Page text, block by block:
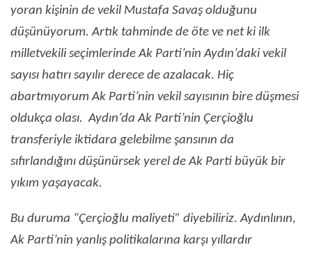
yoran kişinin de vekil Mustafa Savaş olduğunu
düşünüyorum. Artık tahminde de öte ve net ki ilk
milletvekili seçimlerinde Ak Parti’nin Aydın’daki vekil
sayısı hatırı sayılır derece de azalacak. Hiç
abartmıyorum Ak Parti’nin vekil sayısının bire düşmesi
oldukça olası. Aydın’da Ak Parti’nin Çerçioğlu
transferiyle iktidara gelebilme şansının da
sıfırlandığını düşünürsek yerel de Ak Parti büyük bir
yıkım yaşayacak.
Bu duruma “Çerçioğlu maliyeti” diyebiliriz. Aydınlının,
Ak Parti’nin yanlış politikalarına karşı yıllardır